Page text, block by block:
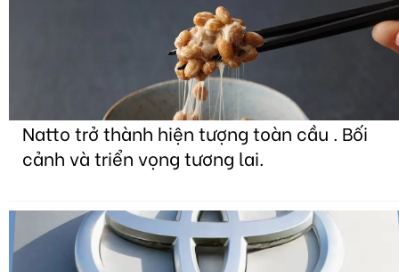
Natto trở thành hiện tượng toàn cầu . Bối
cảnh và triển vọng tương lai.